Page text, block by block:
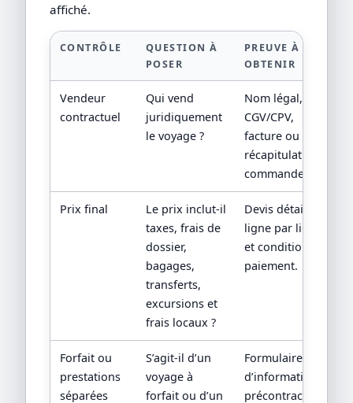
affiché.
CONTRÔLE
QUESTION À
POSER
PREUVE À
OBTENIR
Vendeur
contractuel
Qui vend
juridiquement
le voyage ?
Nom légal,
CGV/CPV,
facture ou
récapitulatif de
commande.
Prix final
Le prix inclut-il
taxes, frais de
dossier,
bagages,
transferts,
excursions et
frais locaux ?
Devis détaillé
ligne par ligne
et conditions de
paiement.
Forfait ou
prestations
séparées
S’agit-il d’un
voyage à
forfait ou d’un
Formulaire
d’information
précontractuelle